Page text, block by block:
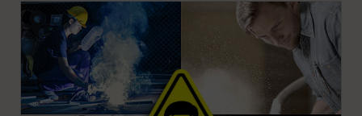
grands. Explorez notre collection d'études de cas pour
découvrir comment nous avons aidé à résoudre les
problèmes de qualité de l'air dans leurs installations
avec des unités autonomes, des systèmes complets
clés en main, et tout ce qui se trouve entre les deux.
EN SAVOIR PLUS